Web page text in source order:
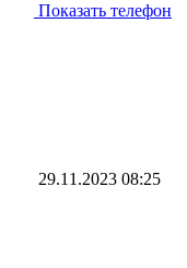
Показать телефон
29.11.2023 08:25